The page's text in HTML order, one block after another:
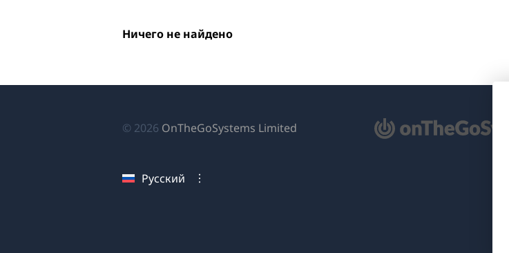
Ничего не найдено
© 2026 OnTheGoSystems Limited
Русский